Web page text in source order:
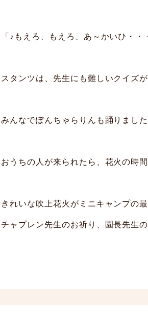
「♪もえろ、もえろ、あ～かいひ・・
スタンツは、先生にも難しいクイズ
みんなでぽんちゃらりんも踊りました
おうちの人が来られたら、花火の時間
きれいな吹上花火がミニキャンプの
チャプレン先生のお祈り、園長先生